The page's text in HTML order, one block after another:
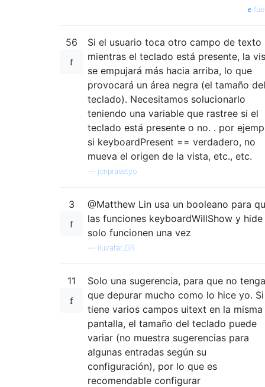
56
Si el usuario toca otro campo de texto
mientras el teclado está presente, la
se empujará más hacia arriba, lo que
provocará un área negra (el tamaño del
teclado). Necesitamos solucionarlo
teniendo una variable que rastree si el
teclado está presente o no. . por
si keyboardPresent == verdadero, no
mueva el origen de la vista, etc., etc.
jonprasetyo
3
@Matthew Lin usa un booleano para
las funciones keyboardWillShow y hide
solo funcionen una vez
iluvatar_GR
11
Solo una sugerencia, para que no tenga
que depurar mucho como lo hice yo. Si
tiene varios campos uitext en la misma
pantalla, el tamaño del teclado puede
variar (no muestra sugerencias para
algunas entradas según su
configuración), por lo que es
recomendable configurar